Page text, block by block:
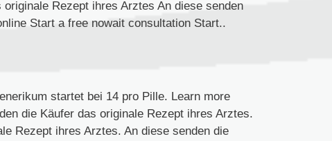
Rezept ihres Arztes An diese senden
Start a free nowait consultation Start..
startet bei 14 pro Pille. Learn more
die Käufer das originale Rezept ihres Arztes.
Rezept ihres Arztes. An diese senden die